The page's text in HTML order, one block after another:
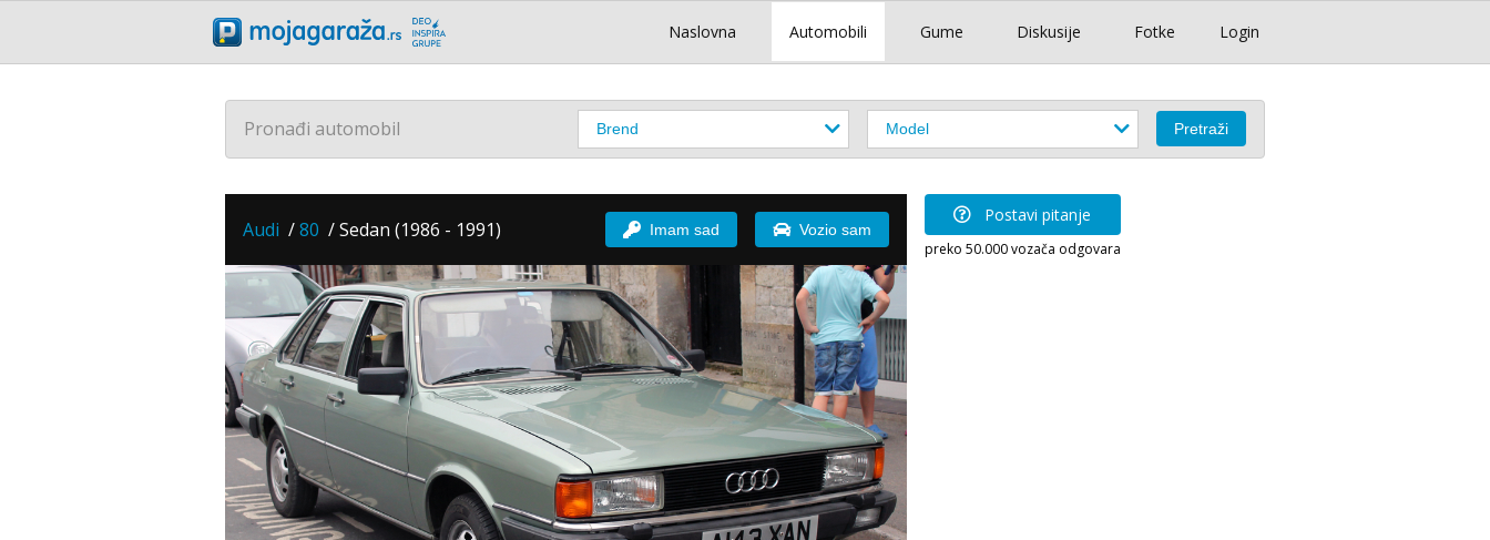
Login
Naslovna Automobili Gume Diskusije Fotke
Pronađi automobil
Audi /80 /Sedan (1986 - 1991) Imam sad Vozio sam
Postavi pitanje
preko 50.000 vozača odgovara